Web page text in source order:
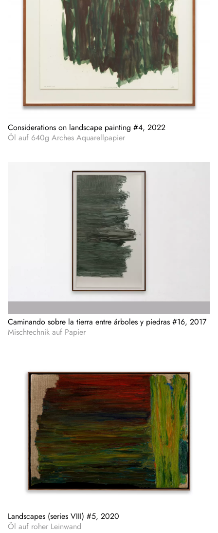
Considerations on landscape painting #4, 2022
Öl auf 640g Arches Aquarellpapier
Caminando sobre la tierra entre árboles y piedras #16, 2017
Mischtechnik auf Papier
Landscapes (series VIII) #5, 2020
Öl auf roher Leinwand